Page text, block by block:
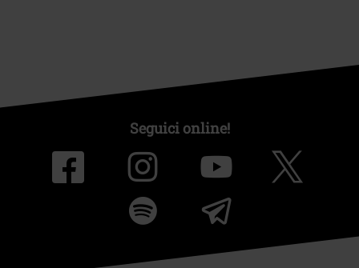
Seguici online!